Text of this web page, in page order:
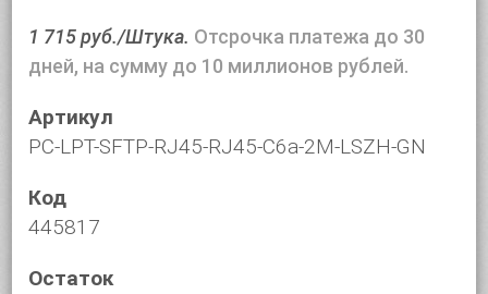
1 715 руб./Штука. Отсрочка платежа до 30
дней, на сумму до 10 миллионов рублей.
Артикул
PC-LPT-SFTP-RJ45-RJ45-C6a-2M-LSZH-GN
Код
445817
Остаток